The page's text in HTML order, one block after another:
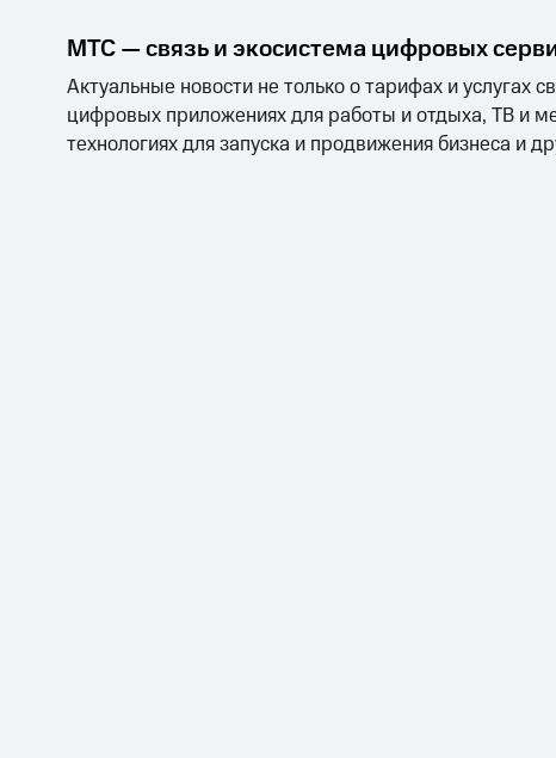
Откладывайте деньги и получайте
АкцииУсловия пополнения
Скидка 30% на связь
МТС — связь и экосистема цифровых
Актуальные новости не только о тарифах и услугах
цифровых приложениях для работы и отдыха, ТВ и
технологиях для запуска и продвижения бизнеса и